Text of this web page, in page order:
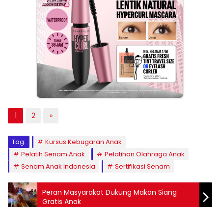
1 2 »
Tag:
Kursus Kebugaran Anak
Pelatih Senam Anak
Pelatihan Olahraga Anak
Senam Anak Indonesia
Sertifikasi Senam
Peran Masyarakat Dukung Makan Siang
Gratis Anak